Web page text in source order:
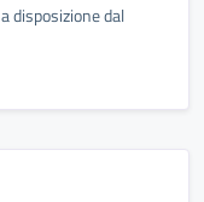
disposizione dal